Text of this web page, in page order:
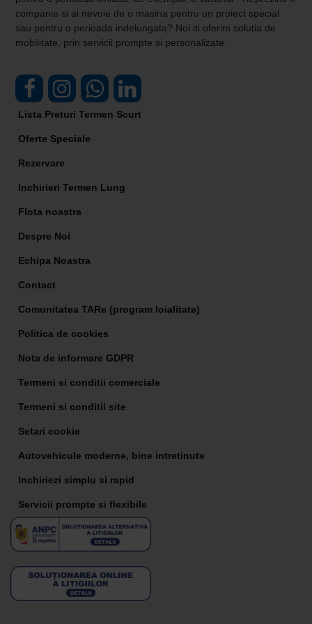
companie si ai nevoie de o masina pentru un proiect special
sau pentru o perioada indelungata? Noi iti oferim solutia de
mobilitate, prin servicii prompte si personalizate.
Lista Preturi Termen Scurt
Oferte Speciale
Rezervare
Inchirieri Termen Lung
Flota noastra
Despre Noi
Echipa Noastra
Contact
Comunitatea TARe (program loialitate)
Politica de cookies
Nota de informare GDPR
Termeni si conditii comerciale
Termeni si conditii site
Setari cookie
Autovehicule moderne, bine intretinute
Inchiriezi simplu si rapid
Servicii prompte si flexibile